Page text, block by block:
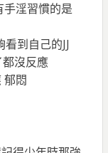
手淫習慣的是
到自己的JJ
沒反應
郁悶